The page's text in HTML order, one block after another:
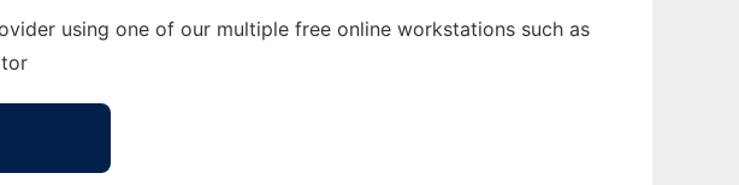
using one of our multiple free online workstations such as